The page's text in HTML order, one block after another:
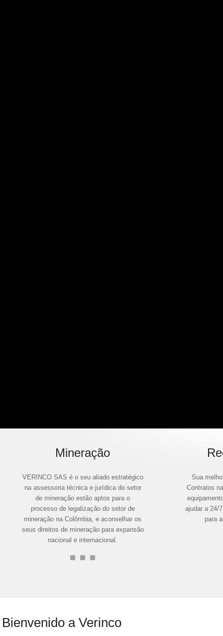
Mineração
VERINCO SAS é o seu aliado estratégico
na assessoria técnica e jurídica do setor
de mineração estão aptos para o
processo de legalização do setor de
mineração na Colômbia, e aconselhar os
seus direitos de mineração para expansão
nacional e internacional.
Sua
Contratos
ajudar a 24/
para
Bienvenido a Verinco